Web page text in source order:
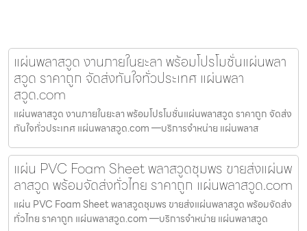
แผ่นพลาสวูด งานภายในยะลา พร้อมโปรโมชั่นแผ่นพลา
สวูด ราคาถูก จัดส่งทันใจทั่วประเทศ แผ่นพลา
สวูด.com
แผ่นพลาสวูด งานภายในยะลา พร้อมโปรโมชั่นแผ่นพลาสวูด ราคาถูก จัดส่ง
ทันใจทั่วประเทศ แผ่นพลาสวูด.com —บริการจำหน่าย แผ่นพลาส
แผ่น PVC Foam Sheet พลาสวูดชุมพร ขายส่งแผ่นพ
ลาสวูด พร้อมจัดส่งทั่วไทย ราคาถูก แผ่นพลาสวูด.com
แผ่น PVC Foam Sheet พลาสวูดชุมพร ขายส่งแผ่นพลาสวูด พร้อมจัดส่ง
ทั่วไทย ราคาถูก แผ่นพลาสวูด.com —บริการจำหน่าย แผ่นพลาสวูด